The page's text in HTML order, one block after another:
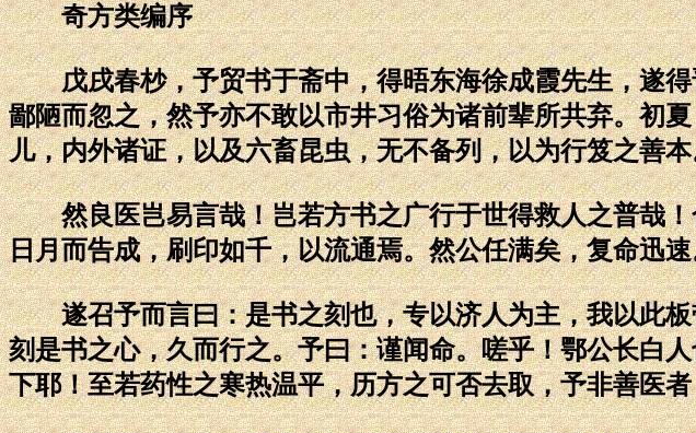
奇方类编序
戊戌春杪，予贸书于斋中，得晤东海徐成霞先生，遂得
鄙陋而忽之，然予亦不敢以市井习俗为诸前辈所共弃。初
儿，内外诸证，以及六畜昆虫，无不备列，以为行笈之善
然良医岂易言哉！岂若方书之广行于世得救人之普哉！
日月而告成，刷印如千，以流通焉。然公任满矣，复命迅
遂召予而言曰：是书之刻也，专以济人为主，我以此板
刻是书之心，久而行之。予曰：谨闻命。嗟乎！鄂公长白
下耶！至若药性之寒热温平，历方之可否去取，予非善医